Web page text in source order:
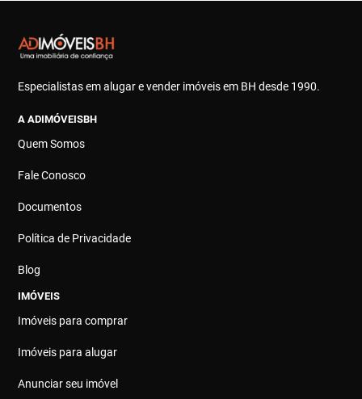
Especialistas em alugar e vender imóveis em BH desde 1990.
A ADIMÓVEISBH
Quem Somos
Fale Conosco
Documentos
Política de Privacidade
Blog
IMÓVEIS
Imóveis para comprar
Imóveis para alugar
Anunciar seu imóvel